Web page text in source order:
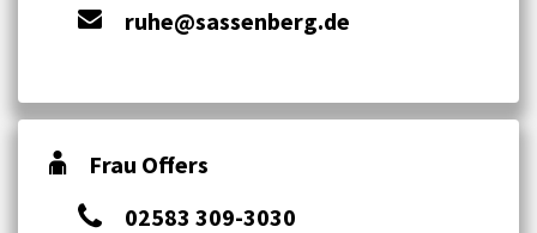
ruhe@sassenberg.de
Frau Offers
02583 309-3030